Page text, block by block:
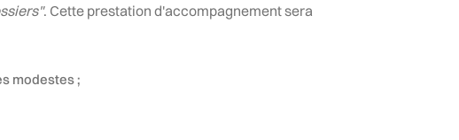
. Cette prestation d'accompagnement sera
modestes ;